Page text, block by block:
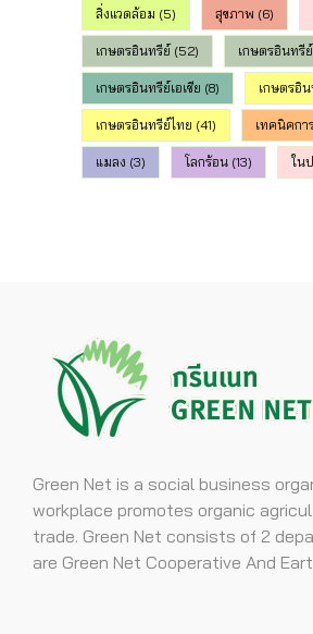
สิ่งแวดล้อม (5) สุขภาพ (6)
เกษตรอินทรีย์(52) เกษตรอินทรี
เกษตรอินทรีย์เอเชีย (8) เกษตรอิ
เกษตรอินทรีย์ไทย (41) เทคนิคกา
แมลง (3) โลกร้อน (13) ใน
Green Net is a social business
workplace promotes organic
trade. Green Net consists of 2
are Green Net Cooperative And